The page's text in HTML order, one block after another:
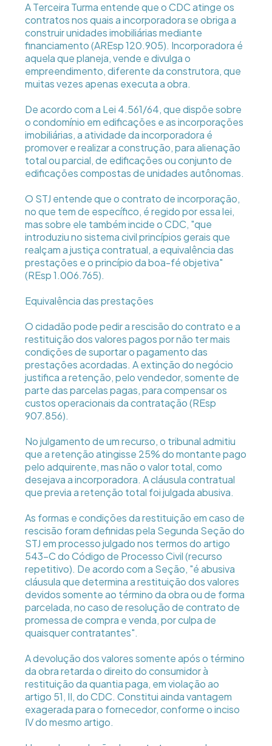
A Terceira Turma entende que o CDC atinge os
contratos nos quais a incorporadora se obriga a
construir unidades imobiliárias mediante
financiamento (AREsp 120.905). Incorporadora é
aquela que planeja, vende e divulga o
empreendimento, diferente da construtora, que
muitas vezes apenas executa a obra.
De acordo com a Lei 4.561/64, que dispõe sobre
o condomínio em edificações e as incorporações
imobiliárias, a atividade da incorporadora é
promover e realizar a construção, para alienação
total ou parcial, de edificações ou conjunto de
edificações compostas de unidades autônomas.
O STJ entende que o contrato de incorporação,
no que tem de específico, é regido por essa lei,
mas sobre ele também incide o CDC, "que
introduziu no sistema civil princípios gerais que
realçam a justiça contratual, a equivalência das
prestações e o princípio da boa-fé objetiva"
(REsp 1.006.765).
Equivalência das prestações
O cidadão pode pedir a rescisão do contrato e a
restituição dos valores pagos por não ter mais
condições de suportar o pagamento das
prestações acordadas. A extinção do negócio
justifica a retenção, pelo vendedor, somente de
parte das parcelas pagas, para compensar os
custos operacionais da contratação (REsp
907.856).
No julgamento de um recurso, o tribunal admitiu
que a retenção atingisse 25% do montante pago
pelo adquirente, mas não o valor total, como
desejava a incorporadora. A cláusula contratual
que previa a retenção total foi julgada abusiva.
As formas e condições da restituição em caso de
rescisão foram definidas pela Segunda Seção do
STJ em processo julgado nos termos do artigo
543-C do Código de Processo Civil (recurso
repetitivo). De acordo com a Seção, "é abusiva
cláusula que determina a restituição dos valores
devidos somente ao término da obra ou de forma
parcelada, no caso de resolução de contrato de
promessa de compra e venda, por culpa de
quaisquer contratantes".
A devolução dos valores somente após o término
da obra retarda o direito do consumidor à
restituição da quantia paga, em violação ao
artigo 51, II, do CDC. Constitui ainda vantagem
exagerada para o fornecedor, conforme o inciso
IV do mesmo artigo.